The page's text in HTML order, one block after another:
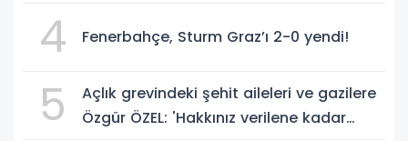
4 Fenerbahçe, Sturm Graz’ı 2-0 yendi!
5
Açlık grevindeki şehit aileleri ve gazilere
Özgür ÖZEL: 'Hakkınız verilene kadar